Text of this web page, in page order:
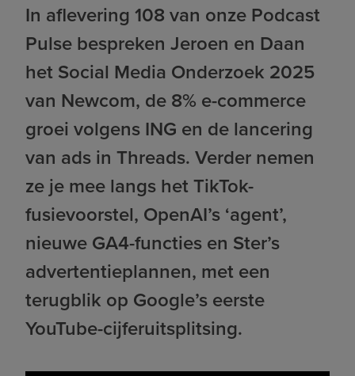
In aflevering 108 van onze Podcast
Pulse bespreken Jeroen en Daan
het Social Media Onderzoek 2025
van Newcom, de 8% e-commerce
groei volgens ING en de lancering
van ads in Threads. Verder nemen
ze je mee langs het TikTok-
fusievoorstel, OpenAI’s ‘agent’,
nieuwe GA4-functies en Ster’s
advertentieplannen, met een
terugblik op Google’s eerste
YouTube-cijferuitsplitsing.